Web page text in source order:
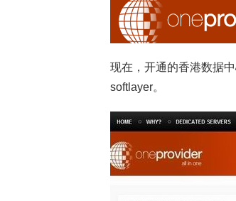
现在，开通的香港数据
softlayer。